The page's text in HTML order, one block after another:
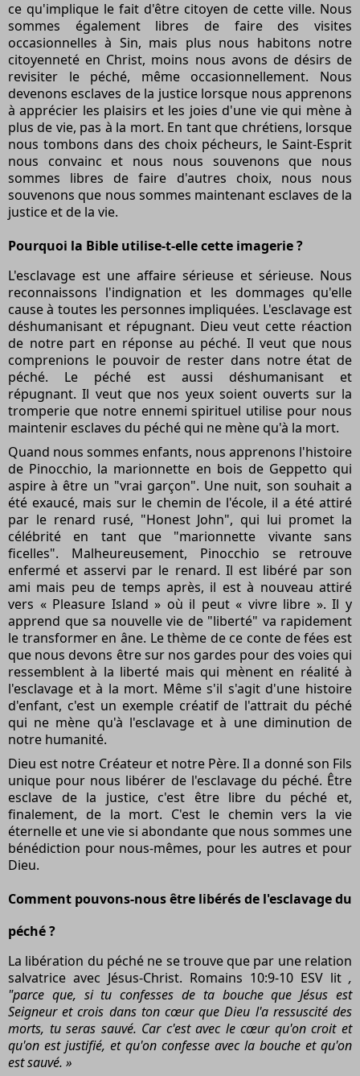
ce qu'implique le fait d'être citoyen de cette ville. Nous
sommes également libres de faire des visites
occasionnelles à Sin, mais plus nous habitons notre
citoyenneté en Christ, moins nous avons de désirs de
revisiter le péché, même occasionnellement. Nous
devenons esclaves de la justice lorsque nous apprenons
à apprécier les plaisirs et les joies d'une vie qui mène à
plus de vie, pas à la mort. En tant que chrétiens, lorsque
nous tombons dans des choix pécheurs, le Saint-Esprit
nous convainc et nous nous souvenons que nous
sommes libres de faire d'autres choix, nous nous
souvenons que nous sommes maintenant esclaves de la
justice et de la vie.
Pourquoi la Bible utilise-t-elle cette imagerie ?
L'esclavage est une affaire sérieuse et sérieuse. Nous
reconnaissons l'indignation et les dommages qu'elle
cause à toutes les personnes impliquées. L'esclavage est
déshumanisant et répugnant. Dieu veut cette réaction
de notre part en réponse au péché. Il veut que nous
comprenions le pouvoir de rester dans notre état de
péché. Le péché est aussi déshumanisant et
répugnant. Il veut que nos yeux soient ouverts sur la
tromperie que notre ennemi spirituel utilise pour nous
maintenir esclaves du péché qui ne mène qu'à la mort.
Quand nous sommes enfants, nous apprenons l'histoire
de Pinocchio, la marionnette en bois de Geppetto qui
aspire à être un "vrai garçon". Une nuit, son souhait a
été exaucé, mais sur le chemin de l'école, il a été attiré
par le renard rusé, "Honest John", qui lui promet la
célébrité en tant que "marionnette vivante sans
ficelles". Malheureusement, Pinocchio se retrouve
enfermé et asservi par le renard. Il est libéré par son
ami mais peu de temps après, il est à nouveau attiré
vers « Pleasure Island » où il peut « vivre libre ». Il y
apprend que sa nouvelle vie de "liberté" va rapidement
le transformer en âne. Le thème de ce conte de fées est
que nous devons être sur nos gardes pour des voies qui
ressemblent à la liberté mais qui mènent en réalité à
l'esclavage et à la mort. Même s'il s'agit d'une histoire
d'enfant, c'est un exemple créatif de l'attrait du péché
qui ne mène qu'à l'esclavage et à une diminution de
notre humanité.
Dieu est notre Créateur et notre Père. Il a donné son Fils
unique pour nous libérer de l'esclavage du péché. Être
esclave de la justice, c'est être libre du péché et,
finalement, de la mort. C'est le chemin vers la vie
éternelle et une vie si abondante que nous sommes une
bénédiction pour nous-mêmes, pour les autres et pour
Dieu.
Comment pouvons-nous être libérés de l'esclavage du
péché ?
La libération du péché ne se trouve que par une relation
salvatrice avec Jésus-Christ. Romains 10:9-10 ESV lit ,
"parce que, si tu confesses de ta bouche que Jésus est
Seigneur et crois dans ton cœur que Dieu l'a ressuscité des
morts, tu seras sauvé. Car c'est avec le cœur qu'on croit et
qu'on est justifié, et qu'on confesse avec la bouche et qu'on
est sauvé. »